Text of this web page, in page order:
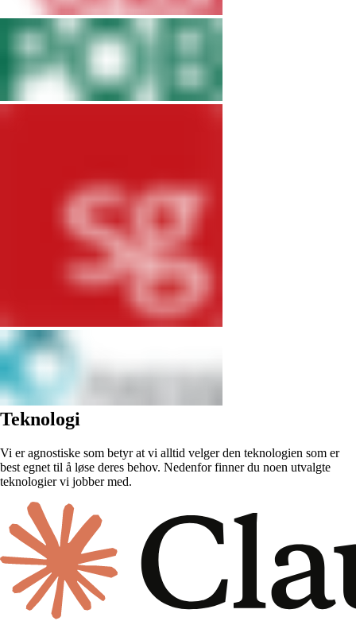
Teknologi
Vi er agnostiske som betyr at vi alltid velger den teknologien som er
best egnet til å løse deres behov. Nedenfor finner du noen utvalgte
teknologier vi jobber med.